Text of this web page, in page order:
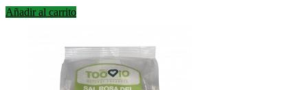
Añadir al carrito